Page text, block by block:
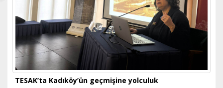
TESAK’ta Kadıköy’ün geçmişine yolculuk